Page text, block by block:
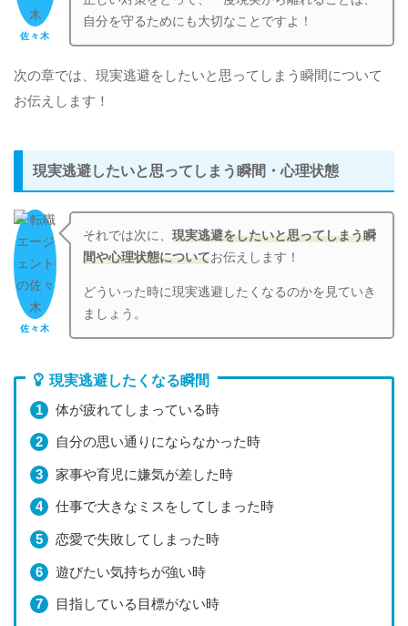
佐々木
自分を守るためにも大切なことですよ！
次の章では、現実逃避をしたいと思ってしまう瞬間について
お伝えします！
現実逃避したいと思ってしまう瞬間・心理状態
佐々木
それでは次に、現実逃避をしたいと思ってしまう瞬
間や心理状態についてお伝えします！
どういった時に現実逃避したくなるのかを見ていき
ましょう。
現実逃避したくなる瞬間
体が疲れてしまっている時
自分の思い通りにならなかった時
家事や育児に嫌気が差した時
仕事で大きなミスをしてしまった時
恋愛で失敗してしまった時
遊びたい気持ちが強い時
目指している目標がない時